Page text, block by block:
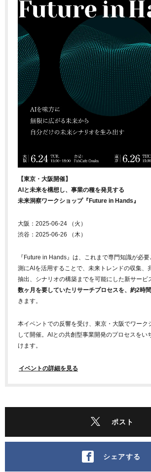
【東京・大阪開催】
AIと未来を構想し、事業の種を発見する
未来洞察ワークショップ『Future in Hands』
大阪：2025-06-24 （火）
渋谷：2025-06-26 （木）
『Future in Hands』は、これまで専門知識が必
測にAIを活用することで、未来トレンドの収集、
抽出、シナリオの構築までを可能にした新サービ
数ヶ月を要していたリサーチプロセスを、約2時
きます。
本イベントでの反響を受け、東京・大阪でワーク
して開催。AIとの共創型事業開発のプロセスをい
けます。
イベントの詳細を見る
ポスト
シェアする